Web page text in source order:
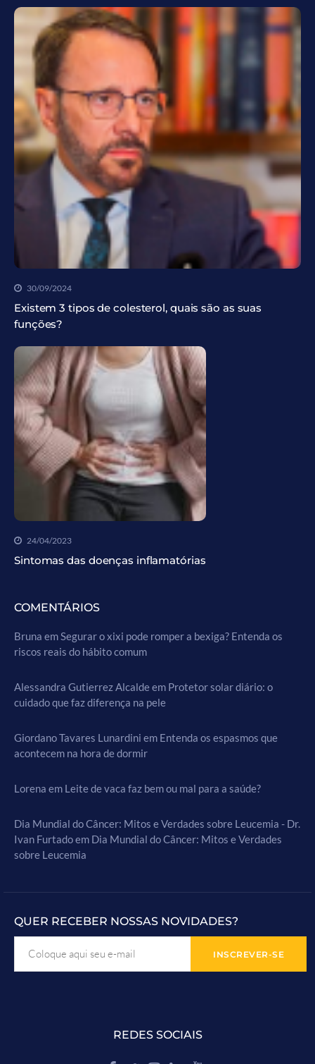
30/09/2024
Existem 3 tipos de colesterol, quais são as suas
funções?
24/04/2023
Sintomas das doenças inflamatórias
COMENTÁRIOS
Bruna emSegurar o xixi pode romper a bexiga? Entenda os
riscos reais do hábito comum
Alessandra Gutierrez Alcaldeem Protetor solar diário: o
cuidado que faz diferença na pele
Giordano Tavares Lunardini em Entenda os espasmos que
acontecem na hora de dormir
Lorena em Leite de vaca faz bem ou mal para a saúde?
Dia Mundial do Câncer: Mitos e Verdades sobre Leucemia - Dr.
Ivan Furtadoem Dia Mundial do Câncer: Mitos e Verdades
sobre Leucemia
QUER RECEBER NOSSAS NOVIDADES?
REDES SOCIAIS